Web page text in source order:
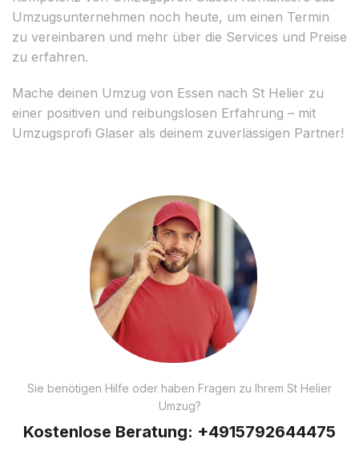
Umzugsunternehmen noch heute, um einen Termin
zu vereinbaren und mehr über die Services und Preise
zu erfahren.
Mache deinen Umzug von Essen nach St Helier zu
einer positiven und reibungslosen Erfahrung – mit
Umzugsprofi Glaser als deinem zuverlässigen Partner!
Sie benötigen Hilfe oder haben Fragen zu Ihrem St Helier
Umzug?
Kostenlose Beratung: +4915792644475